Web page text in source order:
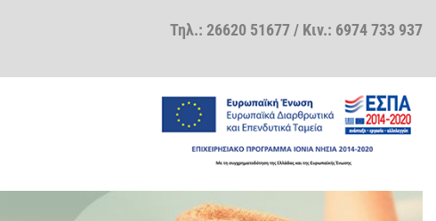
Τηλ.: 26620 51677/ Κιν.: 6974 733 937